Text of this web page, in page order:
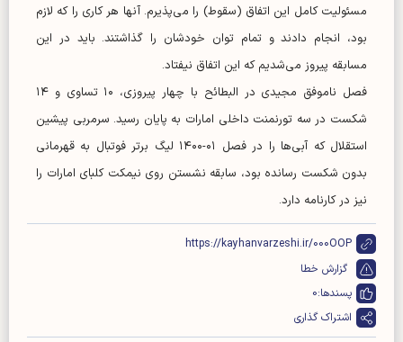
مسئولیت کامل این اتفاق (سقوط) را می‌پذیرم. آنها هر کاری را که لازم
بود، انجام دادند و تمام توان خودشان را گذاشتند. باید در این
مسابقه پیروز می‌شدیم که این اتفاق نیفتاد.
فصل ناموفق مجیدی در البطائح با چهار پیروزی، ۱۰ تساوی و ۱۴
شکست در سه تورنمنت داخلی امارات به پایان رسید. سرمربی پیشین
استقلال که آبی‌ها را در فصل ۰۱-۱۴۰۰ لیگ برتر فوتبال به قهرمانی
بدون شکست رسانده بود، سابقه نشستن روی نیمکت کلبای امارات را
نیز در کارنامه دارد.
https://kayhanvarzeshi.ir/000OOP
گزارش خطا
پسندها:0
اشتراک گذاری